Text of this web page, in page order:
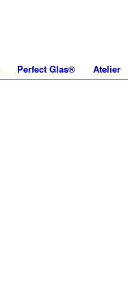
Perfect Glas® Atelier